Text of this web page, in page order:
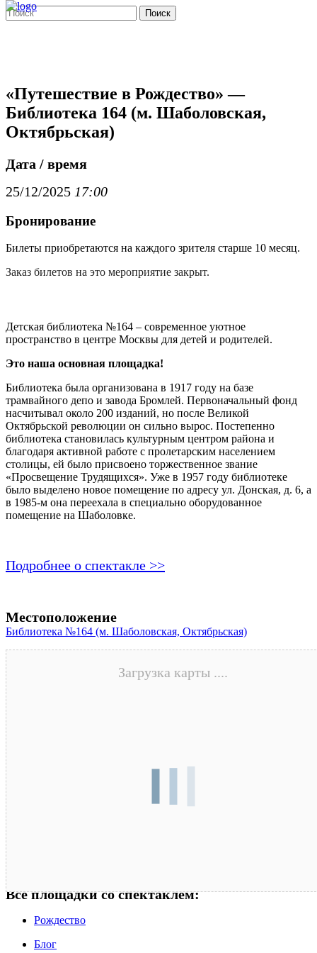
Поиск
«Путешествие в Рождество» —
Библиотека 164 (м. Шаболовская,
Октябрьская)
Дата / время
25/12/2025 17:00
Бронирование
Билеты приобретаются на каждого зрителя старше 10 месяц.
Заказ билетов на это мероприятие закрыт.
Детская библиотека №164 – современное уютное
пространство в центре Москвы для детей и родителей.
Это наша основная площадка!
Библиотека была организована в 1917 году на базе
трамвайного депо и завода Бромлей. Первоначальный фонд
насчитывал около 200 изданий, но после Великой
Октябрьской революции он сильно вырос. Постепенно
библиотека становилась культурным центром района и
благодаря активной работе с пролетарским населением
столицы, ей было присвоено торжественное звание
«Просвещение Трудящихся». Уже в 1957 году библиотеке
было выделено новое помещение по адресу ул. Донская, д. 6, а
в 1985-м она переехала в специально оборудованное
помещение на Шаболовке.
Подробнее о спектакле >>
Местоположение
Библиотека №164 (м. Шаболовская, Октябрьская)
Загрузка карты ....
Все площадки со спектаклем:
Рождество
Блог